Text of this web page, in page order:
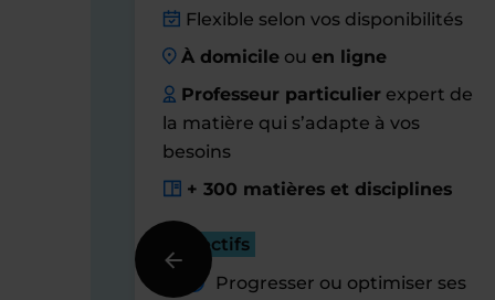
Flexible selon vos disponibilités
À domicileou en ligne
Professeur particulier expert de
la matière qui s’adapte à vos
besoins
+ 300 matières et disciplines
Objectifs
Progresser ou optimiser ses